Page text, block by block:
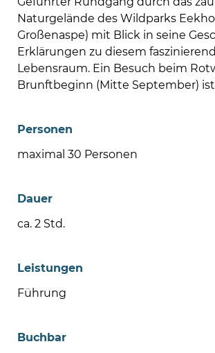
Naturgelände des Wildparks
Großenaspe) mit Blick in seine
Erklärungen zu diesem
Lebensraum. Ein Besuch beim
Brunftbeginn (Mitte September)
Personen
maximal 30 Personen
Dauer
ca. 2 Std.
Leistungen
Führung
Buchbar